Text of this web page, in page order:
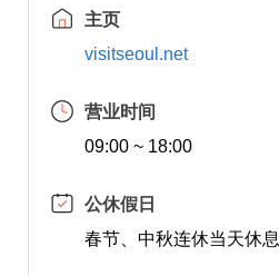
主页
visitseoul.net
营业时间
09:00 ~ 18:00
公休假日
春节、中秋连休当天休息